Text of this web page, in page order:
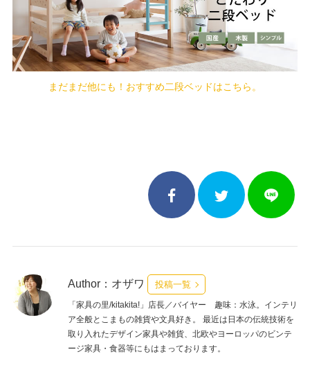
まだまだ他にも！おすすめ二段ベッドはこちら。
Author：オザワ 投稿一覧
「家具の里/kitakita!」店長／バイヤー 趣味：水泳。インテリ
ア全般とこまもの雑貨や文具好き。 最近は日本の伝統技術を
取り入れたデザイン家具や雑貨、北欧やヨーロッパのビンテ
ージ家具・食器等にもはまっております。